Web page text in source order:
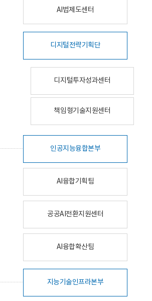
AI법제도센터
디지털전략기획단
디지털투자성과센터
책임형기술지원센터
인공지능융합본부
AI융합기획팀
공공AI전환지원센터
AI융합확산팀
지능기술인프라본부